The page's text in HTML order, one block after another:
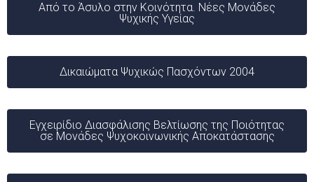
Από το Άσυλο στην Κοινότητα. Νέες Μονάδες
Ψυχικής Υγείας
Δικαιώματα Ψυχικώς Πασχόντων 2004
Εγχειρίδιο Διασφάλισης Βελτίωσης της Ποιότητας
σε Μονάδες Ψυχοκοινωνικής Αποκατάστασης